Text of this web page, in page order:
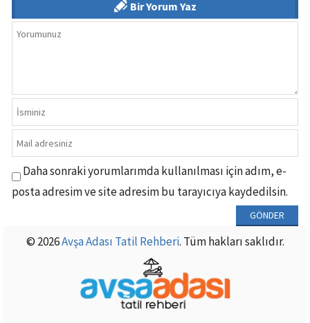
Bir Yorum Yaz
Daha sonraki yorumlarımda kullanılması için adım, e-
posta adresim ve site adresim bu tarayıcıya kaydedilsin.
© 2026Avşa Adası Tatil Rehberi. Tüm hakları saklıdır.